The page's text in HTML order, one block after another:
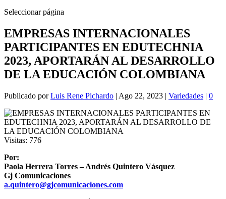
Seleccionar página
EMPRESAS INTERNACIONALES
PARTICIPANTES EN EDUTECHNIA
2023, APORTARÁN AL DESARROLLO
DE LA EDUCACIÓN COLOMBIANA
Publicado porLuis Rene Pichardo | Ago 22, 2023 | Variedades | 0
Visitas: 776
Por:
Paola Herrera Torres – Andrés Quintero Vásquez
Gj Comunicaciones
a.quintero@gjcomunicaciones.com